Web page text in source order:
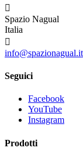

Spazio Nagual
Italia

info@spazionagual.it
Seguici
Facebook
YouTube
Instagram
Prodotti